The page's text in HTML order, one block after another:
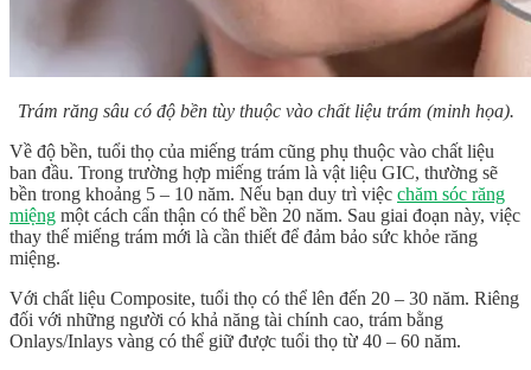
Trám răng sâu có độ bền tùy thuộc vào chất liệu trám (minh họa).
Về độ bền, tuổi thọ của miếng trám cũng phụ thuộc vào chất liệu
ban đầu. Trong trường hợp miếng trám là vật liệu GIC, thường sẽ
bền trong khoảng 5 – 10 năm. Nếu bạn duy trì việc chăm sóc răng
miệng một cách cẩn thận có thể bền 20 năm. Sau giai đoạn này, việc
thay thế miếng trám mới là cần thiết để đảm bảo sức khỏe răng
miệng.
Với chất liệu Composite, tuổi thọ có thể lên đến 20 – 30 năm. Riêng
đối với những người có khả năng tài chính cao, trám bằng
Onlays/Inlays vàng có thể giữ được tuổi thọ từ 40 – 60 năm.